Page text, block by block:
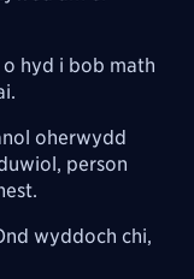
hyd i bob math
oherwydd
person
wyddoch chi,